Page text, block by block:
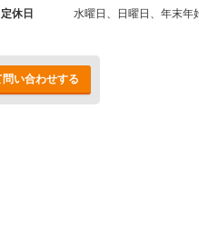
定休日 水曜日、日曜日、年末年
問い合わせする